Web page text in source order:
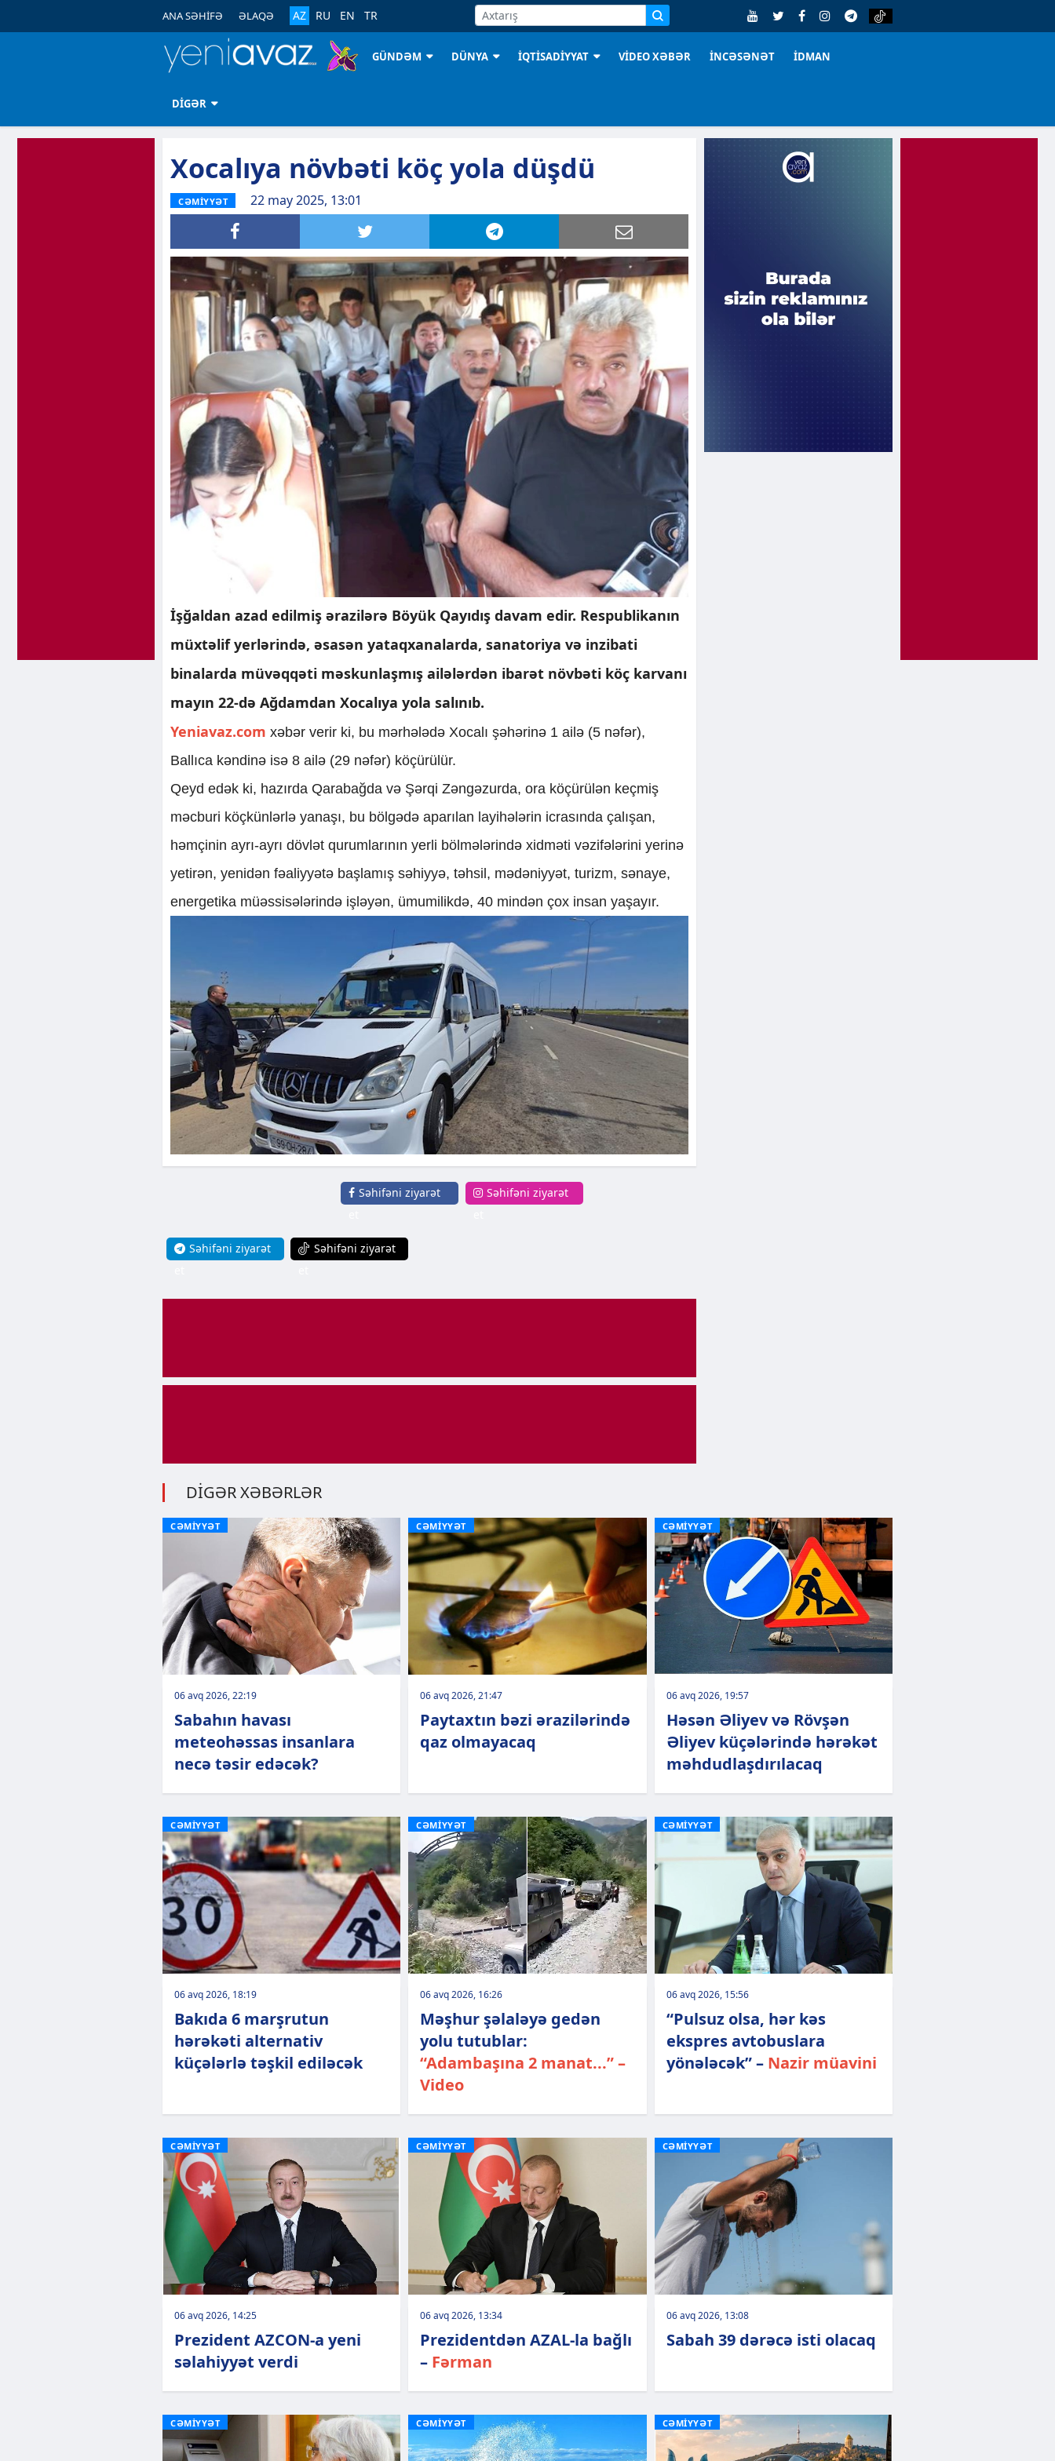
ANA SƏHİFƏ ƏLAQƏ AZ RU EN TR
GÜNDƏM DÜNYA İQTİSADİYYAT VİDEO XƏBƏR İNCƏSƏNƏT İDMAN
DİGƏR
Xocalıya növbəti köç yola düşdü
CƏMİYYƏT 22 may 2025, 13:01
İşğaldan azad edilmiş ərazilərə Böyük Qayıdış davam edir. Respublikanın
müxtəlif yerlərində, əsasən yataqxanalarda, sanatoriya və inzibati
binalarda müvəqqəti məskunlaşmış ailələrdən ibarət növbəti köç karvanı
mayın 22-də Ağdamdan Xocalıya yola salınıb.
Yeniavaz.com xəbər verir ki, bu mərhələdə Xocalı şəhərinə 1 ailə (5 nəfər),
Ballıca kəndinə isə 8 ailə (29 nəfər) köçürülür.
Qeyd edək ki, hazırda Qarabağda və Şərqi Zəngəzurda, ora köçürülən keçmiş
məcburi köçkünlərlə yanaşı, bu bölgədə aparılan layihələrin icrasında çalışan,
həmçinin ayrı-ayrı dövlət qurumlarının yerli bölmələrində xidməti vəzifələrini yerinə
yetirən, yenidən fəaliyyətə başlamış səhiyyə, təhsil, mədəniyyət, turizm, sənaye,
energetika müəssisələrində işləyən, ümumilikdə, 40 mindən çox insan yaşayır.
Səhifəni ziyarət
Səhifəni ziyarət
Səhifəni ziyarət
Səhifəni ziyarət
DİGƏR XƏBƏRLƏR
CƏMİYYƏT
06 avq 2026, 22:19
Sabahın havası
meteohəssas insanlara
necə təsir edəcək?
CƏMİYYƏT
06 avq 2026, 21:47
Paytaxtın bəzi ərazilərində
qaz olmayacaq
CƏMİYYƏT
06 avq 2026, 19:57
Həsən Əliyev və Rövşən
Əliyev küçələrində hərəkət
məhdudlaşdırılacaq
CƏMİYYƏT
06 avq 2026, 18:19
Bakıda 6 marşrutun
hərəkəti alternativ
küçələrlə təşkil ediləcək
CƏMİYYƏT
06 avq 2026, 16:26
Məşhur şəlaləyə gedən
yolu tutublar:
“Adambaşına 2 manat...” –
Video
CƏMİYYƏT
06 avq 2026, 15:56
“Pulsuz olsa, hər kəs
ekspres avtobuslara
yönələcək” – Nazir müavini
CƏMİYYƏT
06 avq 2026, 14:25
Prezident AZCON-a yeni
səlahiyyət verdi
CƏMİYYƏT
06 avq 2026, 13:34
Prezidentdən AZAL-la bağlı
– Fərman
CƏMİYYƏT
06 avq 2026, 13:08
Sabah 39 dərəcə isti olacaq
CƏMİYYƏT CƏMİYYƏT CƏMİYYƏT